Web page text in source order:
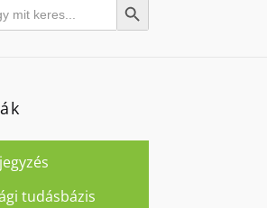
Search Button
tudásbázis